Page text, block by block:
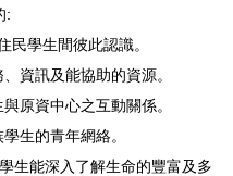
:
民學生間彼此認識。
資訊及能協助的資源。
原資中心之互動關係。
生的青年網絡。
生能深入了解生命的豐富及多